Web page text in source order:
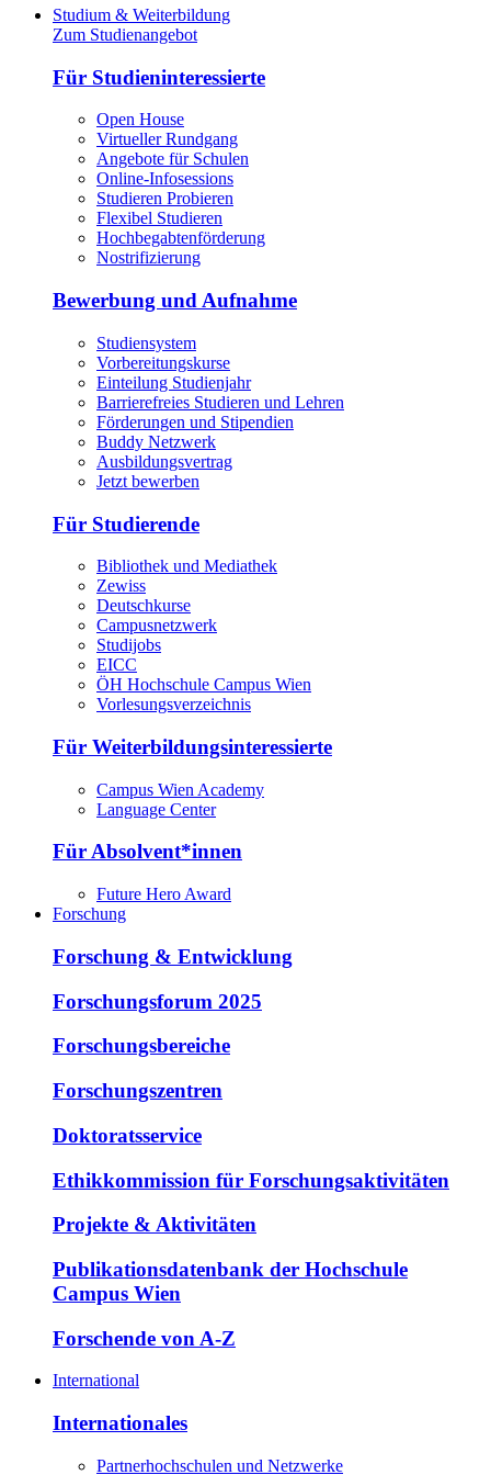
Studium & Weiterbildung
Zum Studienangebot
Für Studieninteressierte
Open House
Virtueller Rundgang
Angebote für Schulen
Online-Infosessions
Studieren Probieren
Flexibel Studieren
Hochbegabtenförderung
Nostrifizierung
Bewerbung und Aufnahme
Studiensystem
Vorbereitungskurse
Einteilung Studienjahr
Barrierefreies Studieren und Lehren
Förderungen und Stipendien
Buddy Netzwerk
Ausbildungsvertrag
Jetzt bewerben
Für Studierende
Bibliothek und Mediathek
Zewiss
Deutschkurse
Campusnetzwerk
Studijobs
EICC
ÖH Hochschule Campus Wien
Vorlesungsverzeichnis
Für Weiterbildungsinteressierte
Campus Wien Academy
Language Center
Für Absolvent*innen
Future Hero Award
Forschung
Forschung & Entwicklung
Forschungsforum 2025
Forschungsbereiche
Forschungszentren
Doktoratsservice
Ethikkommission für Forschungsaktivitäten
Projekte & Aktivitäten
Publikationsdatenbank der Hochschule
Campus Wien
Forschende von A-Z
International
Internationales
Partnerhochschulen und Netzwerke